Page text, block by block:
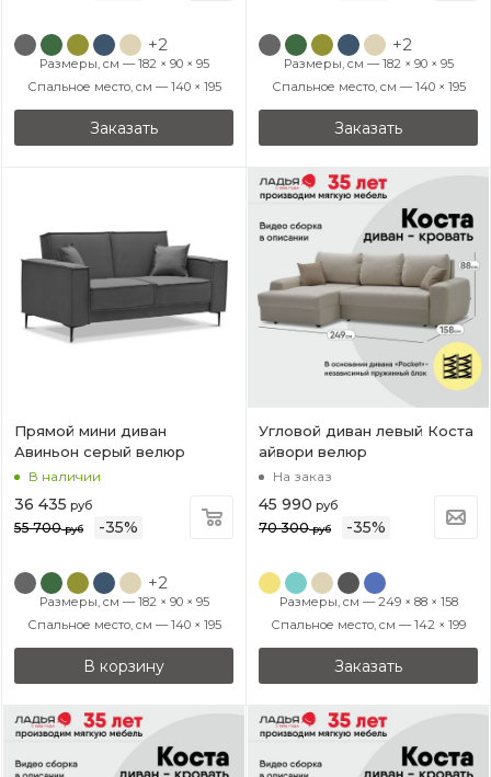
+2
Размеры, см — 182 × 90 × 95
Спальное место, см — 140 × 195
Заказать
+2
Размеры, см — 182 × 90 × 95
Спальное место, см — 140 × 195
Заказать
Прямой мини диван
Авиньон серый велюр
В наличии
36 435 руб
55 700руб -35%
+2
Размеры, см — 182 × 90 × 95
Спальное место, см — 140 × 195
В корзину
Угловой диван левый Коста
айвори велюр
На заказ
45 990 руб
70 300руб -35%
Размеры, см — 249 × 88 × 158
Спальное место, см — 142 × 199
Заказать